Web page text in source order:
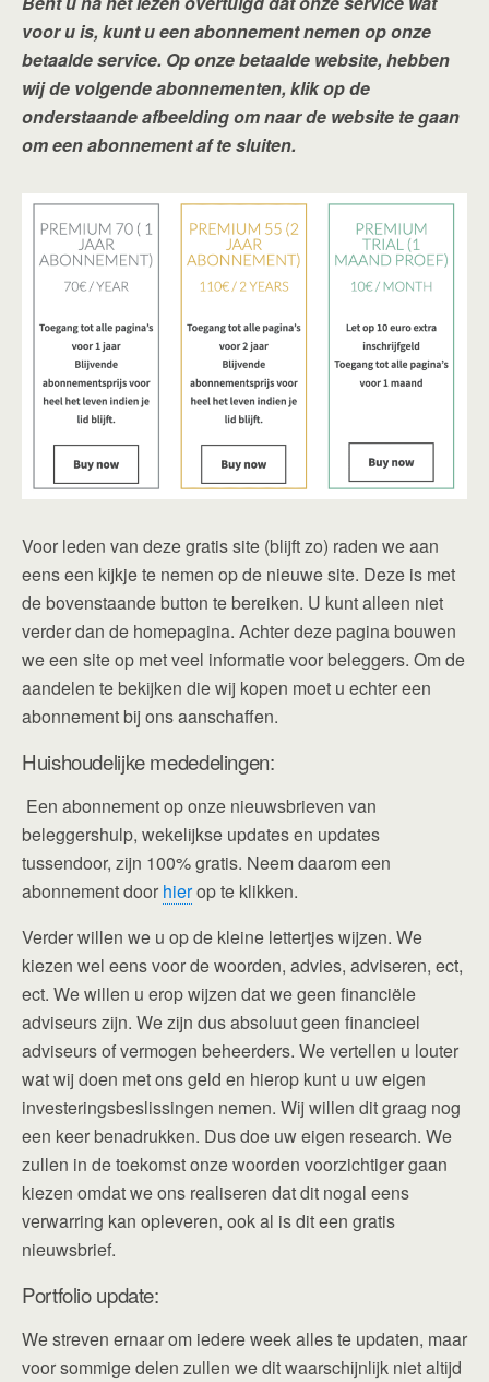
voor u is, kunt u een abonnement nemen op onze
betaalde service. Op onze betaalde website, hebben
wij de volgende abonnementen, klik op de
onderstaande afbeelding om naar de website te gaan
om een abonnement af te sluiten.
Voor leden van deze gratis site (blijft zo) raden we aan
eens een kijkje te nemen op de nieuwe site. Deze is met
de bovenstaande button te bereiken. U kunt alleen niet
verder dan de homepagina. Achter deze pagina bouwen
we een site op met veel informatie voor beleggers. Om de
aandelen te bekijken die wij kopen moet u echter een
abonnement bij ons aanschaffen.
Huishoudelijke mededelingen:
Een abonnement op onze nieuwsbrieven van
beleggershulp, wekelijkse updates en updates
tussendoor, zijn 100% gratis. Neem daarom een
abonnement door hierop te klikken.
Verder willen we u op de kleine lettertjes wijzen. We
kiezen wel eens voor de woorden, advies, adviseren, ect,
ect. We willen u erop wijzen dat we geen financiële
adviseurs zijn. We zijn dus absoluut geen financieel
adviseurs of vermogen beheerders. We vertellen u louter
wat wij doen met ons geld en hierop kunt u uw eigen
investeringsbeslissingen nemen. Wij willen dit graag nog
een keer benadrukken. Dus doe uw eigen research. We
zullen in de toekomst onze woorden voorzichtiger gaan
kiezen omdat we ons realiseren dat dit nogal eens
verwarring kan opleveren, ook al is dit een gratis
nieuwsbrief.
Portfolio update:
We streven ernaar om iedere week alles te updaten, maar
voor sommige delen zullen we dit waarschijnlijk niet altijd